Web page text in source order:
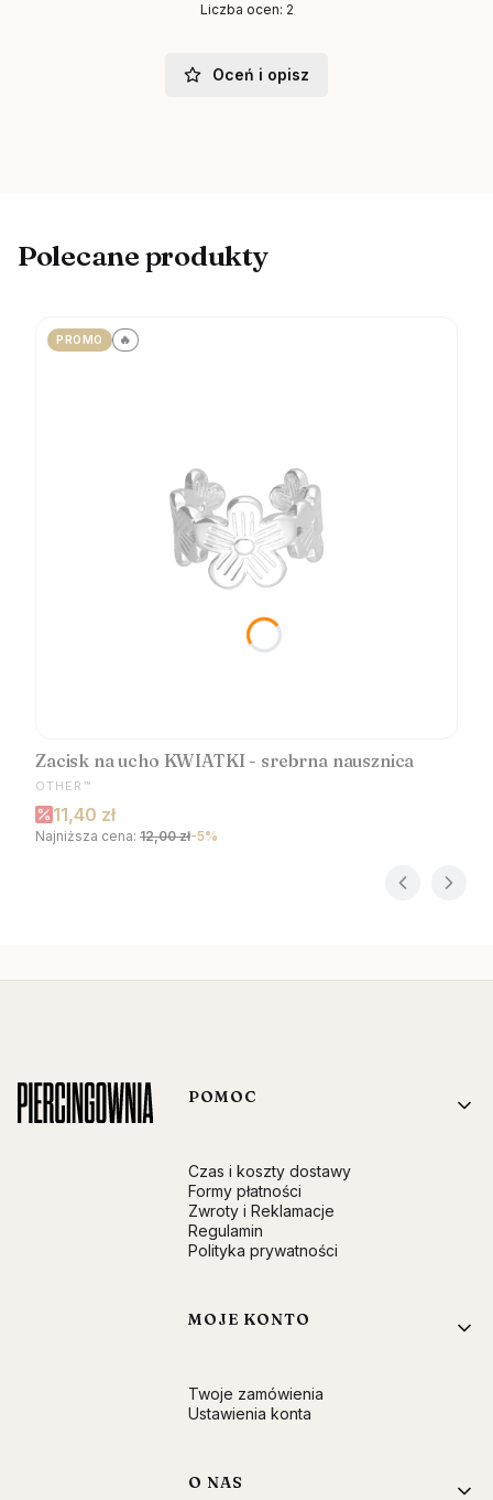
Liczba ocen: 2
Oceń i opisz
Polecane produkty
PROMO 🔥
Zacisk na ucho KWIATKI - srebrna nausznica
PRODUCENT
OTHER™
Cena promocyjna
11,40 zł
Najniższa cena: 12,00 zł-5%
Linki w stopce
POMOC
Czas i koszty dostawy
Formy płatności
Zwroty i Reklamacje
Regulamin
Polityka prywatności
MOJE KONTO
Twoje zamówienia
Ustawienia konta
O NAS